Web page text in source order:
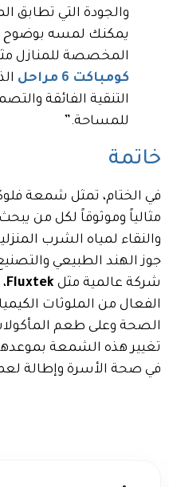
والجودة التي تطابق
يمكنك لمسه بوضوح
المخصصة للمنازل
كومباكت 6 مراحل
التنقية الفائقة
للمساحة.”
خاتمة
في الختام، تمثل شمعة
مثالياً وموثوقاً لكل من
والنقاء لمياه الشرب
جوز الهند الطبيعي
شركة عالمية مثل Fluxtek
الفعال من الملوثات
الصحة وعلى طعم
تغيير هذه الشمعة
في صحة الأسرة وإطالة